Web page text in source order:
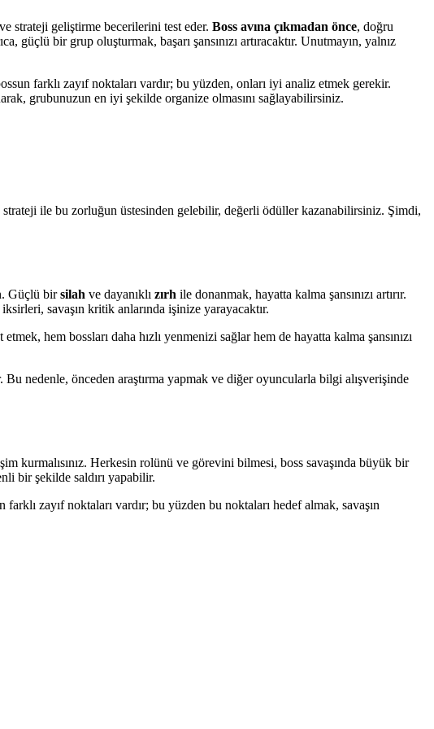
strateji geliştirme becerilerini test eder. Boss avına çıkmadan önce, doğru
bir grup oluşturmak, başarı şansınızı artıracaktır. Unutmayın, yalnız
farklı zayıf noktaları vardır; bu yüzden, onları iyi analiz etmek gerekir.
grubunuzun en iyi şekilde organize olmasını sağlayabilirsiniz.
strateji ile bu zorluğun üstesinden gelebilir, değerli ödüller kazanabilirsiniz. Şimdi,
Güçlü birsilah ve dayanıklı zırh ile donanmak, hayatta kalma şansınızı artırır.
savaşın kritik anlarında işinize yarayacaktır.
etmek, hem bossları daha hızlı yenmenizi sağlar hem de hayatta kalma şansınızı
Bu nedenle, önceden araştırma yapmak ve diğer oyuncularla bilgi alışverişinde
Herkesin rolünü ve görevini bilmesi, boss savaşında büyük bir
bir şekilde saldırı yapabilir.
zayıf noktaları vardır; bu yüzden bu noktaları hedef almak, savaşın